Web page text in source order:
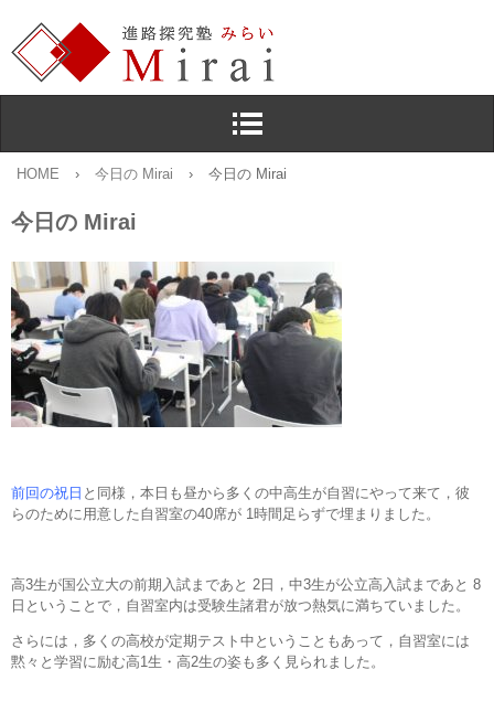
HOME › 今日の Mirai › 今日の Mirai
今日の Mirai
前回の祝日 と同様，本日も昼から多くの中高生が自習にやって来て，彼
らのために用意した自習室の40席が 1時間足らずで埋まりました。
高3生が国公立大の前期入試まであと 2日，中3生が公立高入試まであと 8
日ということで，自習室内は受験生諸君が放つ熱気に満ちていました。
さらには，多くの高校が定期テスト中ということもあって，自習室には
黙々と学習に励む高1生・高2生の姿も多く見られました。